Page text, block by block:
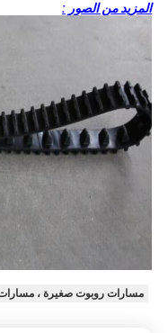
المزيد من الصور :
مسارات روبوت صغيرة ،